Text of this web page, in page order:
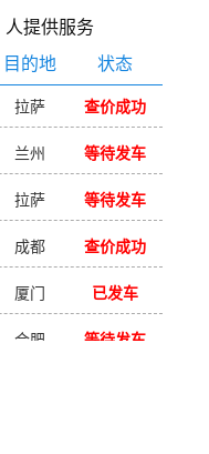
人提供服务
目的地 状态
拉萨 查价成功
兰州 等待发车
拉萨 等待发车
成都 查价成功
厦门 已发车
合肥 等待发车